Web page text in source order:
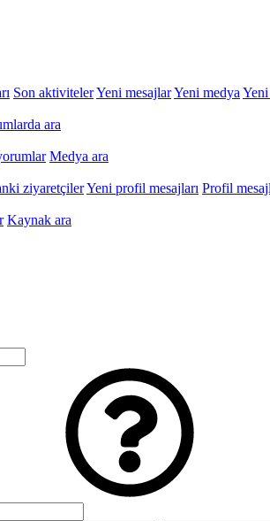
Son aktivitelerYeni mesajlarYeni medya Yeni
ara
Medya ara
ziyaretçilerYeni profil mesajları Profil
Kaynak ara